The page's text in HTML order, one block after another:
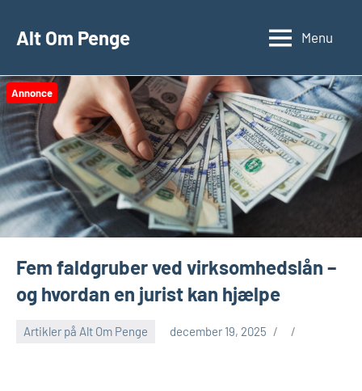
Alt Om Penge Menu
Annonce
Fem faldgruber ved virksomhedslån –
og hvordan en jurist kan hjælpe
Artikler på Alt Om Penge december 19, 2025